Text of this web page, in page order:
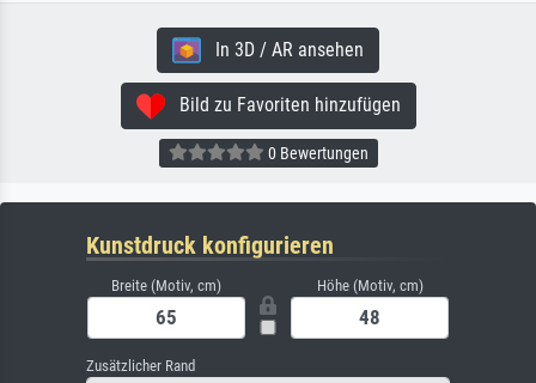
In 3D / AR ansehen
Bild zu Favoriten hinzufügen
0 Bewertungen
Kunstdruck konfigurieren
Breite (Motiv, cm) Höhe (Motiv, cm)
Zusätzlicher Rand